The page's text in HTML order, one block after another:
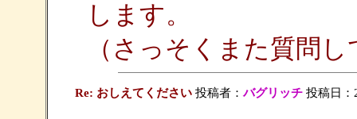
します。
（さっそくまた質問
Re: おしえてください投稿者：バグリッチ投稿日：